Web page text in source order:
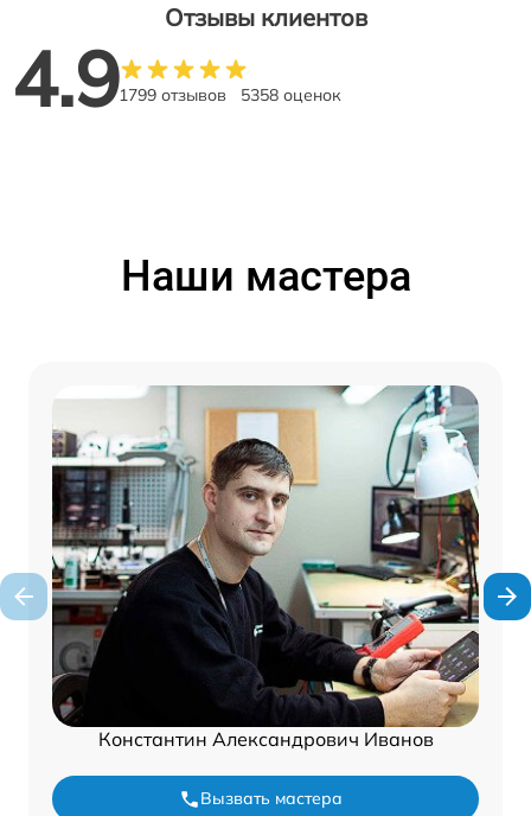
Отзывы клиентов
4.91799 отзывов 5358 оценок
Наши мастера
Константин Александрович Иванов
Вызвать мастера